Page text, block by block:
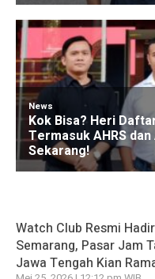
Watch Club Resmi
Semarang, Pasar Jam
Jawa Tengah Kian